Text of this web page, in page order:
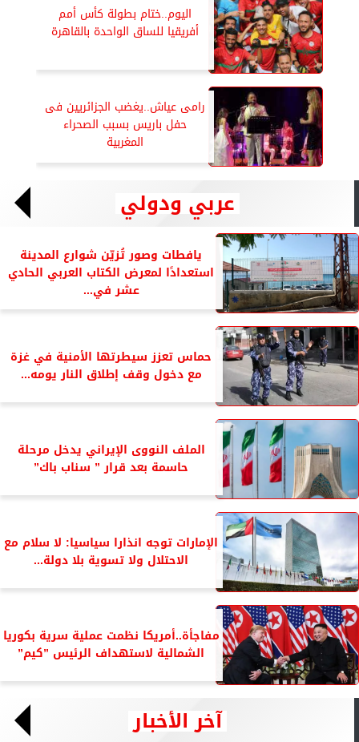
اليوم..ختام بطولة كأس أمم
أفريقيا للساق الواحدة بالقاهرة
رامى عياش..يغضب الجزائريين فى
حفل باريس بسبب الصحراء
المغربية
عربي ودولي
يافطات وصور تُزيّن شوارع المدينة
استعدادًا لمعرض الكتاب العربي الحادي
عشر في...
حماس تعزز سيطرتها الأمنية في غزة
مع دخول وقف إطلاق النار يومه...
الملف النووى الإيراني يدخل مرحلة
حاسمة بعد قرار ” سناب باك”
الإمارات توجه انذارا سياسيا: لا سلام مع
الاحتلال ولا تسوية بلا دولة...
مفاجأة..أمريكا نظمت عملية سرية بكوريا
الشمالية لاستهداف الرئيس ”كيم”
آخر الأخبار